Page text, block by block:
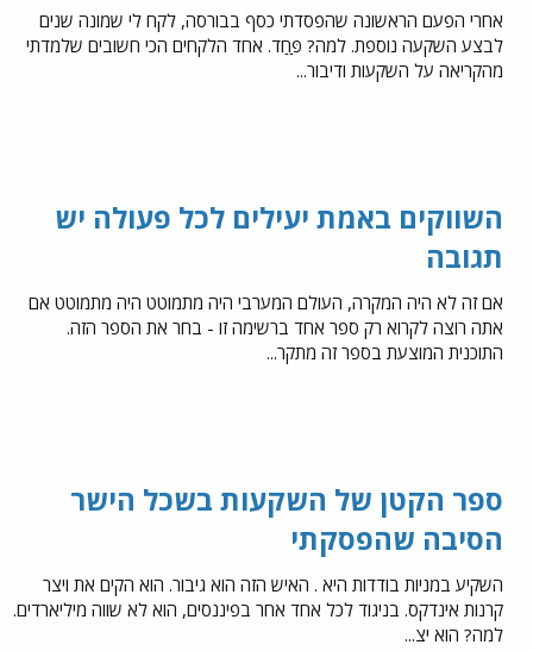
אחרי הפעם הראשונה שהפסדתי כסף בבורסה, לקח לי שמונה שנים
לבצע השקעה נוספת. למה? פַּחַד. אחד הלקחים הכי חשובים שלמדתי
מהקריאה על השקעות ודיבור...
השווקים באמת יעילים לכל פעולה יש
תגובה
אם זה לא היה המקרה, העולם המערבי היה מתמוטט היה מתמוטט אם
אתה רוצה לקרוא רק ספר אחד ברשימה זו - בחר את הספר הזה.
התוכנית המוצעת בספר זה מתקר...
ספר הקטן של השקעות בשכל הישר
הסיבה שהפסקתי
השקיע במניות בודדות היא . האיש הזה הוא גיבור. הוא הקים את ויצר
קרנות אינדקס. בניגוד לכל אחד אחר בפיננסים, הוא לא שווה מיליארדים.
למה? הוא יצ...